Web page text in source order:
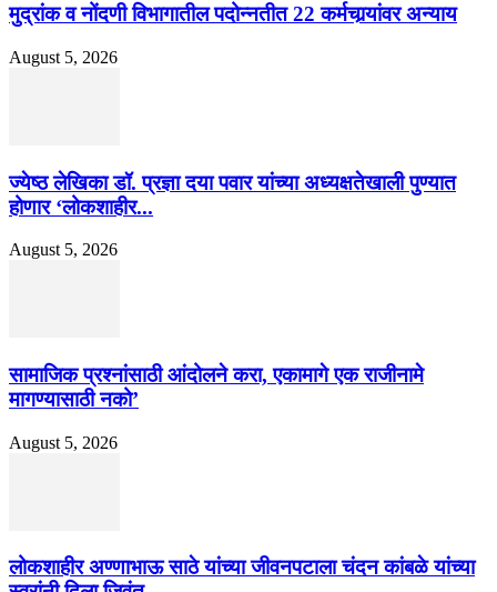
मुद्रांक व नोंदणी विभागातील पदोन्नतीत 22 कर्मचार्‍यांवर अन्याय
August 5, 2026
ज्येष्ठ लेखिका डॉ. प्रज्ञा दया पवार यांच्या अध्यक्षतेखाली पुण्यात
होणार ‘लोकशाहीर...
August 5, 2026
सामाजिक प्रश्नांसाठी आंदोलने करा, एकामागे एक राजीनामे
मागण्यासाठी नको’
August 5, 2026
लोकशाहीर अण्णाभाऊ साठे यांच्या जीवनपटाला चंदन कांबळे यांच्या